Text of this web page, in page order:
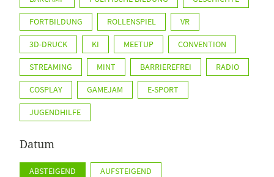
FORTBILDUNG ROLLENSPIEL VR
3D-DRUCK KI MEETUP CONVENTION
STREAMING MINT BARRIEREFREI RADIO
COSPLAY GAMEJAM E-SPORT
JUGENDHILFE
Datum
ABSTEIGEND AUFSTEIGEND